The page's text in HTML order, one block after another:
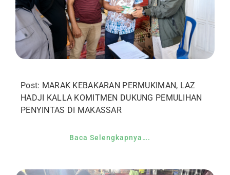
Post: MARAK KEBAKARAN PERMUKIMAN, LAZ
HADJI KALLA KOMITMEN DUKUNG PEMULIHAN
PENYINTAS DI MAKASSAR
Baca Selengkapnya….